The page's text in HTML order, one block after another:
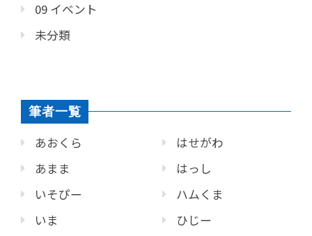
09 イベント
未分類
筆者一覧
あおくら
あまま
いそぴー
いま
はせがわ
はっし
ハムくま
ひじー